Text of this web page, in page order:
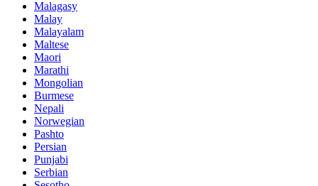
Malagasy
Malay
Malayalam
Maltese
Maori
Marathi
Mongolian
Burmese
Nepali
Norwegian
Pashto
Persian
Punjabi
Serbian